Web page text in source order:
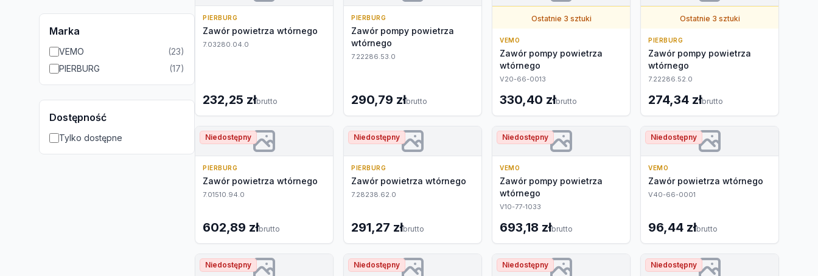
Marka
VEMO (23)
PIERBURG
(17)
Dostępność
Tylko dostępne
PIERBURG
Zawór powietrza wtórnego
7.03280.04.0
232,25 złbrutto
PIERBURG
Zawór pompy powietrza
wtórnego
7.22286.53.0
290,79 złbrutto
Ostatnie 3 sztuki
VEMO
Zawór pompy powietrza
wtórnego
V20-66-0013
330,40 złbrutto
Ostatnie 3 sztuki
PIERBURG
Zawór pompy powietrza
wtórnego
7.22286.52.0
274,34 złbrutto
Niedostępny
PIERBURG
Zawór powietrza wtórnego
7.01510.94.0
602,89 złbrutto
Niedostępny
PIERBURG
Zawór powietrza wtórnego
7.28238.62.0
291,27 złbrutto
Niedostępny
VEMO
Zawór pompy powietrza
wtórnego
V10-77-1033
693,18 złbrutto
Niedostępny
VEMO
Zawór powietrza wtórnego
V40-66-0001
96,44 złbrutto
Niedostępny Niedostępny Niedostępny Niedostępny